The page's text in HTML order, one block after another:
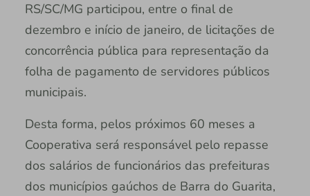
RS/SC/MG participou, entre o final de
dezembro e início de janeiro, de licitações de
concorrência pública para representação da
folha de pagamento de servidores públicos
municipais.
Desta forma, pelos próximos 60 meses a
Cooperativa será responsável pelo repasse
dos salários de funcionários das prefeituras
dos municípios gaúchos de Barra do Guarita,